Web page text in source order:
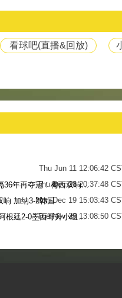
看球吧(直播&回放)
Thu Jun 11 12:06:42
Thu Dec 28 20:37:48
世界杯-阿根廷点球7-5法国，时隔36年再夺冠！梅西双响姆巴佩戴帽
Mon Dec 19 15:03:43
响 加纳3-2韩国
Tue Nov 29 13:08:50
梅西无解贴地斩+助攻恩佐破门 阿根廷2-0墨西哥升小组第二